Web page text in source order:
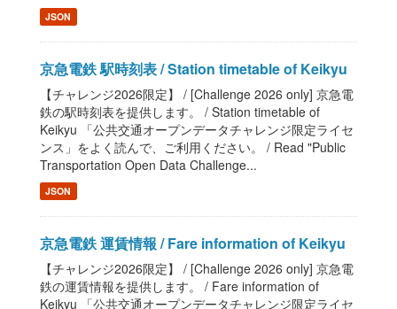
JSON
京急電鉄 駅時刻表 / Station timetable of Keikyu
【チャレンジ2026限定】 / [Challenge 2026 only] 京急電
鉄の駅時刻表を提供します。 / Station timetable of
Keikyu 「公共交通オープンデータチャレンジ限定ライセ
ンス」をよく読んで、ご利用ください。 / Read "Public
Transportation Open Data Challenge...
JSON
京急電鉄 運賃情報 / Fare information of Keikyu
【チャレンジ2026限定】 / [Challenge 2026 only] 京急電
鉄の運賃情報を提供します。 / Fare information of
Keikyu 「公共交通オープンデータチャレンジ限定ライセ